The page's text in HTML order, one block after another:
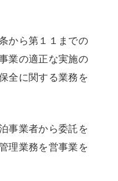
から第１１までの
業の適正な実施の
全に関する業務を
事業者から委託を
理業務を営事業を